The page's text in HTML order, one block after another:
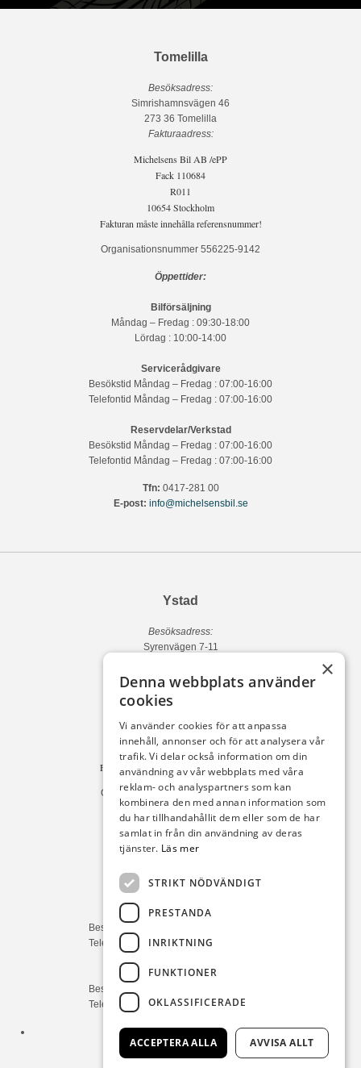
Tomelilla
Besöksadress:
Simrishamnsvägen 46
273 36 Tomelilla
Fakturaadress:
Michelsens Bil AB /ePP
Fack 110684
R011
10654 Stockholm
Fakturan måste innehålla referensnummer!
Organisationsnummer 556225-9142
Öppettider:
Bilförsäljning
Måndag – Fredag : 09:30-18:00
Lördag : 10:00-14:00
Servicerådgivare
Besökstid Måndag – Fredag : 07:00-16:00
Telefontid Måndag – Fredag : 07:00-16:00
Reservdelar/Verkstad
Besökstid Måndag – Fredag : 07:00-16:00
Telefontid Måndag – Fredag : 07:00-16:00
Tfn: 0417-281 00
E-post: info@michelsensbil.se
Ystad
Besöksadress:
Syrenvägen 7-11
Fakturaadress:
Michelsens Bil AB /ePP
10654 Stockholm
Fakturan måste innehålla referensnummer!
Organisationsnummer 556225-9142
Öppettider:
Bilförsäljning
Lördag : 10:00-14:00
Servicerådgivare
Besökstid Måndag – Fredag : 07:00-16:00
Telefontid Måndag – Fredag : 07:00-16:00
Reservdelar/Verkstad
Besökstid Måndag – Fredag : 07:00-16:00
Telefontid Måndag – Fredag : 07:00-16:00
0411-297 70
E-post: info@michelsensbil.se
×
Denna webbplats använder
cookies
Vi använder cookies för att anpassa
innehåll, annonser och för att analysera vår
trafik. Vi delar också information om din
användning av vår webbplats med våra
reklam- och analyspartners som kan
kombinera den med annan information som
du har tillhandahållit dem eller som de har
samlat in från din användning av deras
tjänster. Läs mer
STRIKT NÖDVÄNDIGT
PRESTANDA
INRIKTNING
FUNKTIONER
OKLASSIFICERADE
ACCEPTERA ALLA AVVISA ALLT